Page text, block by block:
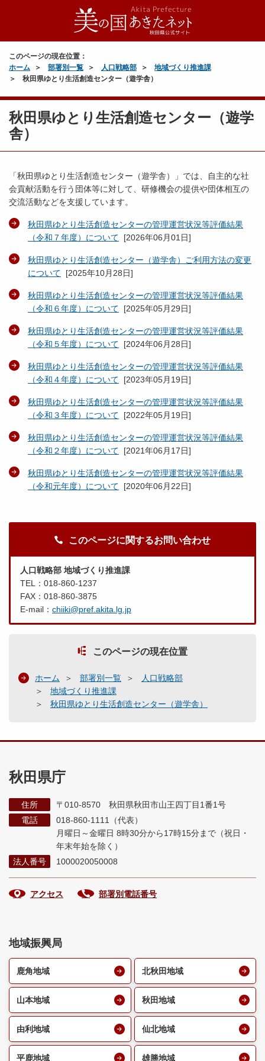
このページの現在位置：
ホーム
部署別一覧 人口戦略部
地域づくり推進課
秋田県ゆとり生活創造センター（遊学舎）
秋田県ゆとり生活創造センター（遊学
舎）
「秋田県ゆとり生活創造センター（遊学舎）」では、自主的な社
会貢献活動を行う団体等に対して、研修機会の提供や団体相互の
交流活動などを支援しています。
秋田県ゆとり生活創造センターの管理運営状況等評価結果
（令和７年度）について [2026年06月01日]
秋田県ゆとり生活創造センター（遊学舎）ご利用方法の変更
について [2025年10月28日]
秋田県ゆとり生活創造センターの管理運営状況等評価結果
（令和６年度）について [2025年05月29日]
秋田県ゆとり生活創造センターの管理運営状況等評価結果
（令和５年度）について [2024年06月28日]
秋田県ゆとり生活創造センターの管理運営状況等評価結果
（令和４年度）について [2023年05月19日]
秋田県ゆとり生活創造センターの管理運営状況等評価結果
（令和３年度）について [2022年05月19日]
秋田県ゆとり生活創造センターの管理運営状況等評価結果
（令和２年度）について [2021年06月17日]
秋田県ゆとり生活創造センターの管理運営状況等評価結果
（令和元年度）について [2020年06月22日]
このページに関するお問い合わせ
人口戦略部 地域づくり推進課
TEL：018-860-1237
FAX：018-860-3875
E-mail： chiiki@pref.akita.lg.jp
このページの現在位置
ホーム 部署別一覧
人口戦略部
地域づくり推進課
秋田県ゆとり生活創造センター（遊学舎）
秋田県庁
住所
〒010-8570 秋田県秋田市山王四丁目1番1号
電話
018-860-1111（代表）
月曜日～金曜日 8時30分から17時15分まで （祝日・
年末年始を除く）
法人番号
1000020050008
アクセス 部署別電話番号
地域振興局
鹿角地域 北秋田地域
山本地域 秋田地域
由利地域 仙北地域
平鹿地域 雄勝地域